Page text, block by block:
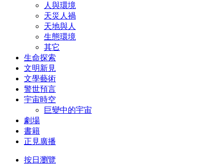
人與環境
天災人禍
天地與人
生態環境
其它
生命探索
文明新見
文學藝術
警世預言
宇宙時空
巨變中的宇宙
劇場
書籍
正見廣播
按日瀏覽